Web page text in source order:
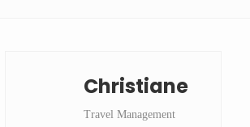
Christiane
Travel Management